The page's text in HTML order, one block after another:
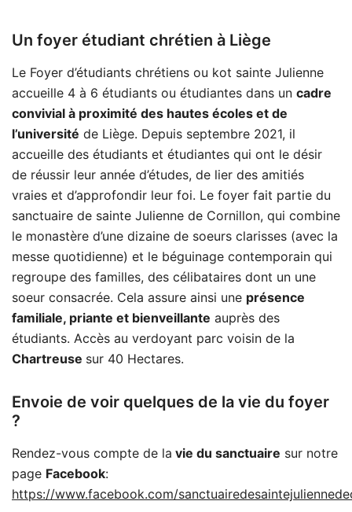
Un foyer étudiant chrétien à Liège
Le Foyer d’étudiants chrétiens ou kot sainte Julienne
accueille 4 à 6 étudiants ou étudiantes dans un cadre
convivial à proximité des hautes écoles et de
l’université de Liège. Depuis septembre 2021, il
accueille des étudiants et étudiantes qui ont le désir
de réussir leur année d’études, de lier des amitiés
vraies et d’approfondir leur foi. Le foyer fait partie du
sanctuaire de sainte Julienne de Cornillon, qui combine
le monastère d’une dizaine de soeurs clarisses (avec la
messe quotidienne) et le béguinage contemporain qui
regroupe des familles, des célibataires dont un une
soeur consacrée. Cela assure ainsi une présence
familiale, priante et bienveillante auprès des
étudiants. Accès au verdoyant parc voisin de la
Chartreuse sur 40 Hectares.
Envoie de voir quelques de la vie du foyer
?
Rendez-vous compte de la vie du sanctuaire sur notre
page Facebook:
https://www.facebook.com/